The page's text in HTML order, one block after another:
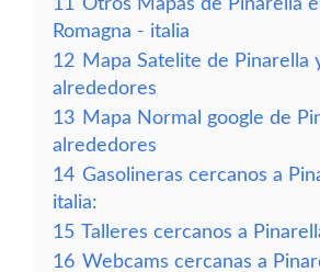
11 Otros Mapas de Pinarella
Romagna - italia
12 Mapa Satelite de Pinarella
alrededores
13 Mapa Normal google de
alrededores
14 Gasolineras cercanos a
italia:
15 Talleres cercanos a
16 Webcams cercanas a